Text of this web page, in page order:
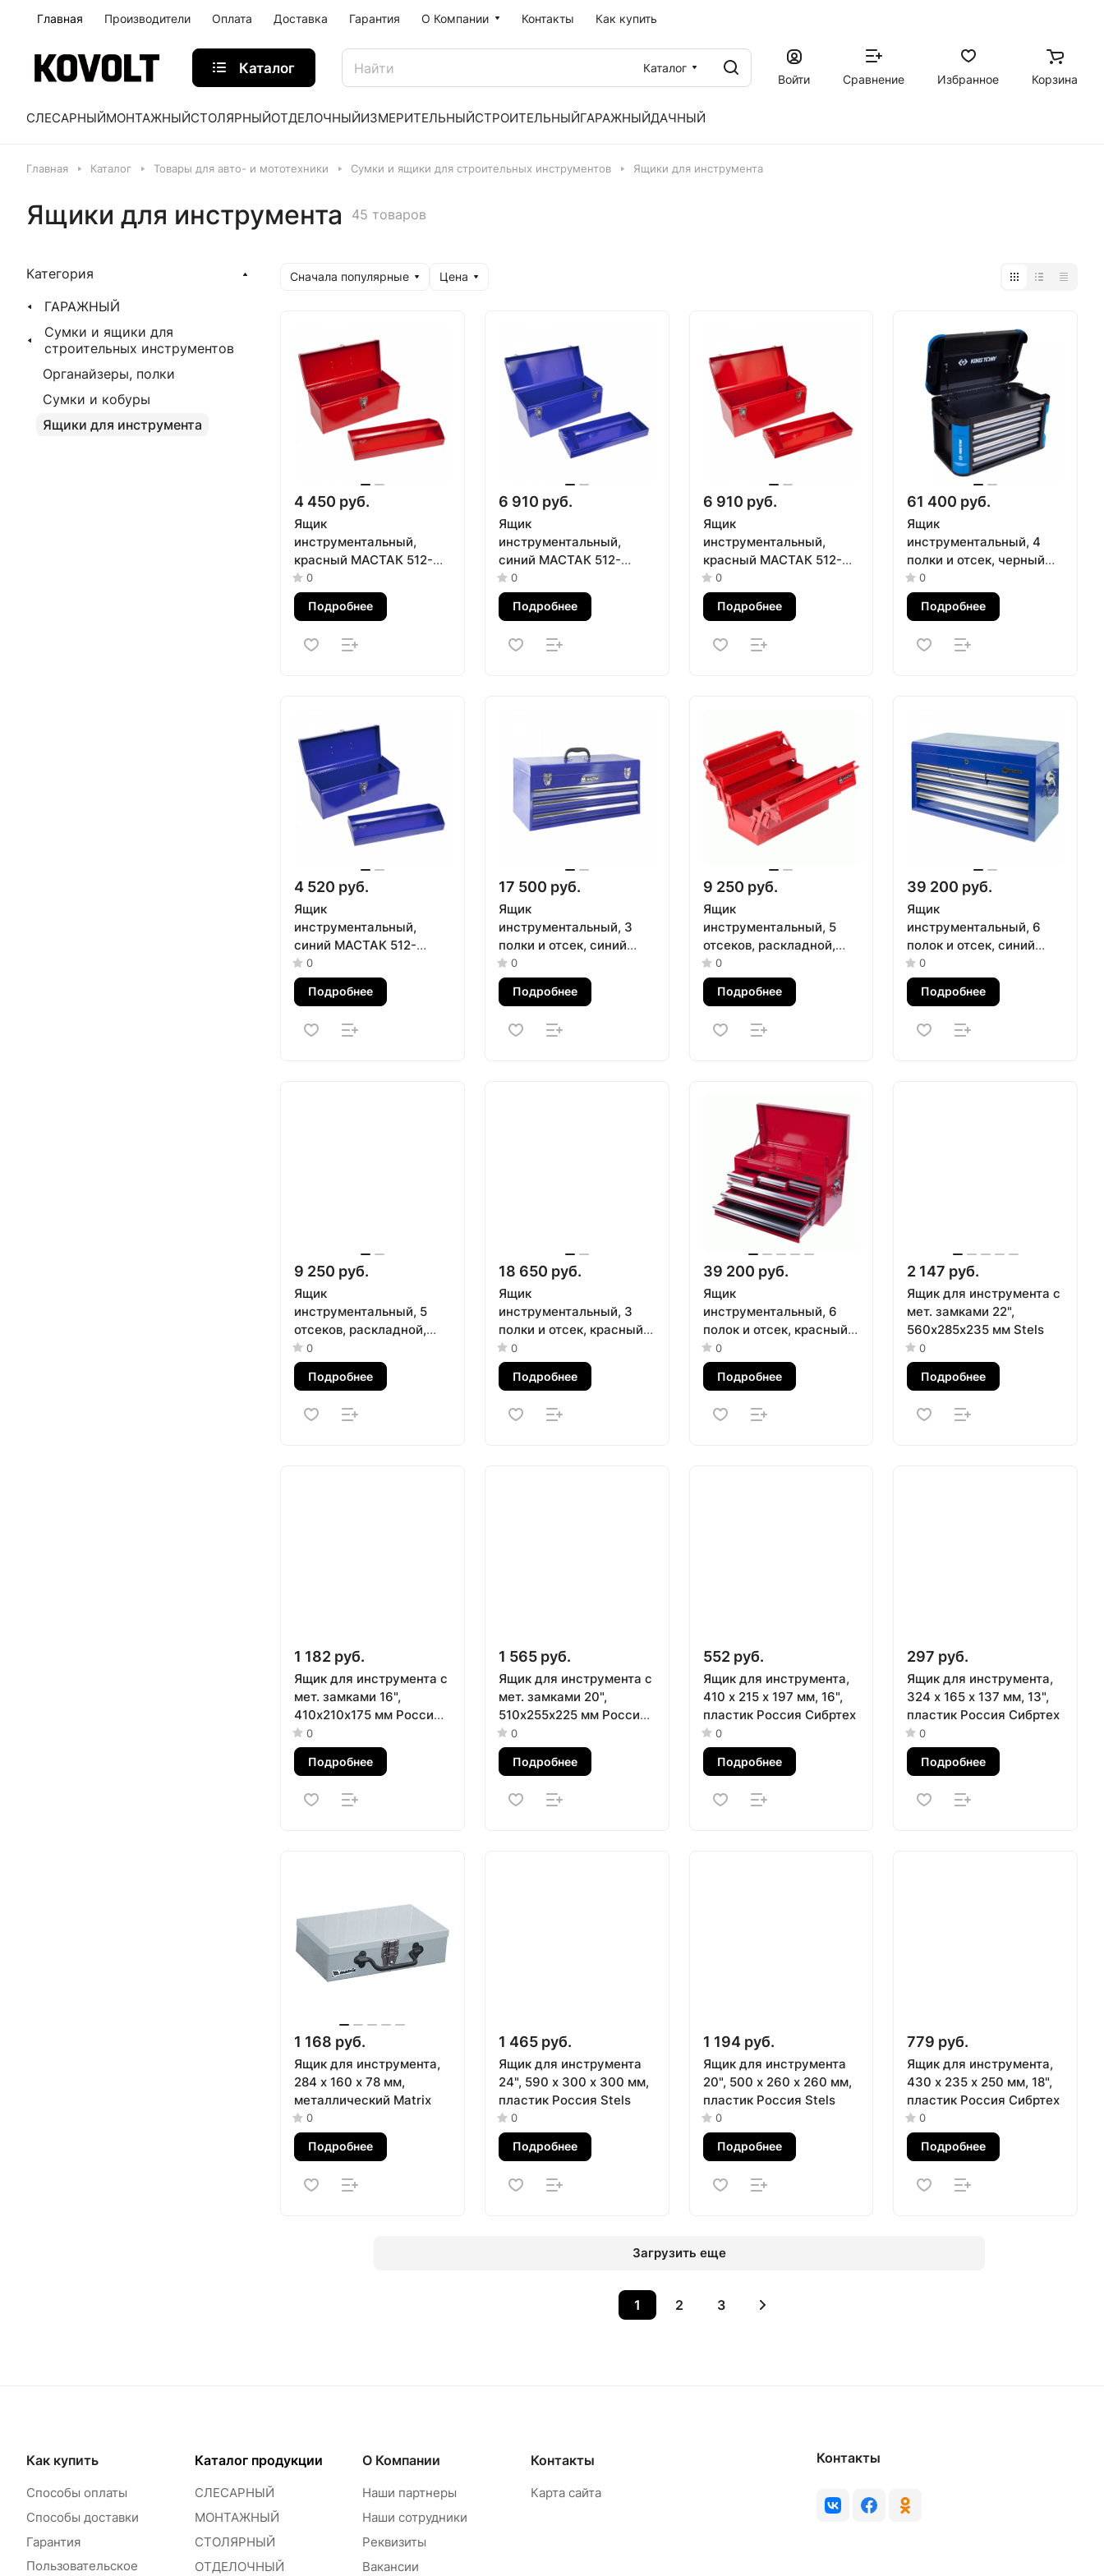
Главная Производители Оплата Доставка Гарантия О Компании Контакты Как купить
Каталог
Каталог
Войти
Сравнение Избранное Корзина
СЛЕСАРНЫЙМОНТАЖНЫЙСТОЛЯРНЫЙОТДЕЛОЧНЫЙИЗМЕРИТЕЛЬНЫЙСТРОИТЕЛЬНЫЙГАРАЖНЫЙДАЧНЫЙ
Главная Каталог Товары для авто- и мототехники Сумки и ящики для строительных инструментов Ящики для инструмента
Ящики для инструмента 45 товаров
Сначала популярные Цена
4 450 руб.
Ящик
инструментальный,
красный МАСТАК 512-
01425R
0
Подробнее
6 910 руб.
Ящик
инструментальный,
синий МАСТАК 512-
01510B
0
Подробнее
6 910 руб.
Ящик
инструментальный,
красный МАСТАК 512-
01510R
0
Подробнее
61 400 руб.
Ящик
инструментальный, 4
полки и отсек, черный
KING TONY 87G11-4B-BK
0
Подробнее
4 520 руб.
Ящик
инструментальный,
синий МАСТАК 512-
01425B
0
Подробнее
17 500 руб.
Ящик
инструментальный, 3
полки и отсек, синий
МАСТАК 511-03530B
0
Подробнее
9 250 руб.
Ящик
инструментальный, 5
отсеков, раскладной,
красный МАСТАК 510-
05420R
0
Подробнее
39 200 руб.
Ящик
инструментальный, 6
полок и отсек, синий
МАСТАК 511-06570B
0
Подробнее
9 250 руб.
Ящик
инструментальный, 5
отсеков, раскладной,
синий МАСТАК 510-
05420B
0
Подробнее
18 650 руб.
Ящик
инструментальный, 3
полки и отсек, красный
МАСТАК 511-03530R
0
Подробнее
39 200 руб.
Ящик
инструментальный, 6
полок и отсек, красный
МАСТАК 511-06570R
0
Подробнее
2 147 руб.
Ящик для инструмента с
мет. замками 22",
560х285x235 мм Stels
0
Подробнее
1 182 руб.
Ящик для инструмента с
мет. замками 16",
410х210x175 мм Россия
Stels
0
Подробнее
1 565 руб.
Ящик для инструмента с
мет. замками 20",
510х255x225 мм Россия
Stels
0
Подробнее
552 руб.
Ящик для инструмента,
410 х 215 х 197 мм, 16",
пластик Россия Сибртех
0
Подробнее
297 руб.
Ящик для инструмента,
324 х 165 х 137 мм, 13",
пластик Россия Сибртех
0
Подробнее
1 168 руб.
Ящик для инструмента,
284 х 160 х 78 мм,
металлический Matrix
0
Подробнее
1 465 руб.
Ящик для инструмента
24", 590 х 300 х 300 мм,
пластик Россия Stels
0
Подробнее
1 194 руб.
Ящик для инструмента
20", 500 х 260 х 260 мм,
пластик Россия Stels
0
Подробнее
779 руб.
Ящик для инструмента,
430 х 235 х 250 мм, 18",
пластик Россия Сибртех
0
Подробнее
Загрузить еще
1 2 3
Категория
ГАРАЖНЫЙ
Сумки и ящики для
строительных инструментов
Органайзеры, полки
Сумки и кобуры
Ящики для инструмента
Как купить
Способы оплаты
Способы доставки
Гарантия
Пользовательское
Каталог продукции
СЛЕСАРНЫЙ
МОНТАЖНЫЙ
СТОЛЯРНЫЙ
ОТДЕЛОЧНЫЙ
О Компании
Наши партнеры
Наши сотрудники
Реквизиты
Вакансии
Контакты
Карта сайта
Контакты